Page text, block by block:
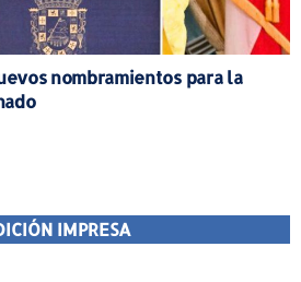
nombramientos para la
IMPRESA